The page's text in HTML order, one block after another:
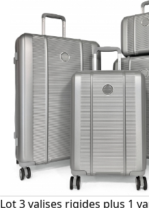
Lot 3 valises rigides plus 1